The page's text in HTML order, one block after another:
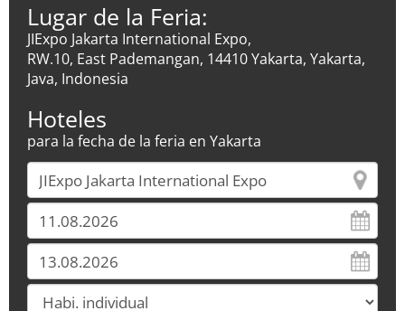
Lugar de la Feria:
JIExpo Jakarta International Expo,
RW.10, East Pademangan, 14410 Yakarta, Yakarta,
Java, Indonesia
Hoteles
para la fecha de la feria en Yakarta